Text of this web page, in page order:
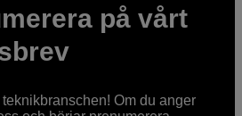
på vårt
Om du anger